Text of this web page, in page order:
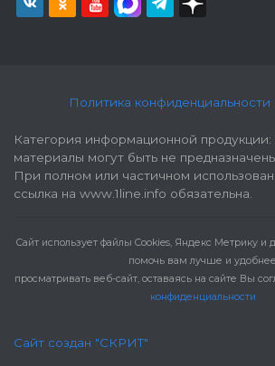
Политика конфиденциальности
Категория информационной продукции:
материалы могут быть не
При полном или частичном
ссылка на www.1line.info обязательна.
Cайт использует файлы Cookies, Яндекс Метрику
помочь вам лучше и удобнее
просматривать веб-сайт, оставаясь на сайте Вы
конфиденциальности
Сайт создан "СКРИТ"